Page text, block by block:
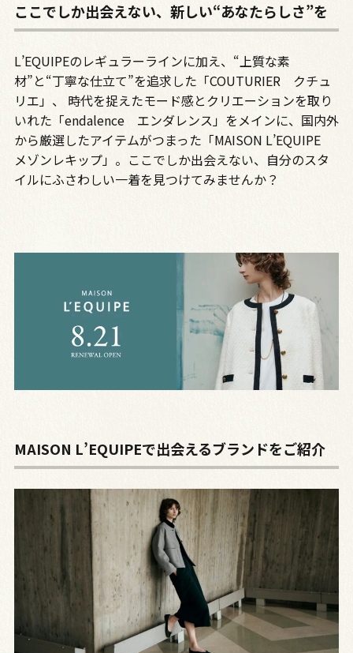
ここでしか出会えない、新しい“あなたらしさ”を
L’EQUIPEのレギュラーラインに加え、“上質な素
材”と“丁寧な仕立て”を追求した「COUTURIER クチュ
リエ」、 時代を捉えたモード感とクリエーションを取り
いれた「endalence エンダレンス」をメインに、国内外
から厳選したアイテムがつまった「MAISON L’EQUIPE
メゾンレキップ」。ここでしか出会えない、自分のスタ
イルにふさわしい一着を見つけてみませんか？
MAISON L’EQUIPEで出会えるブランドをご紹介